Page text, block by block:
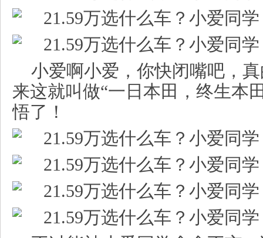
小爱啊小爱，你快闭嘴吧，
来这就叫做“一日本田，终生本
悟了！